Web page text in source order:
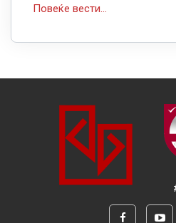
Повеќе вести...